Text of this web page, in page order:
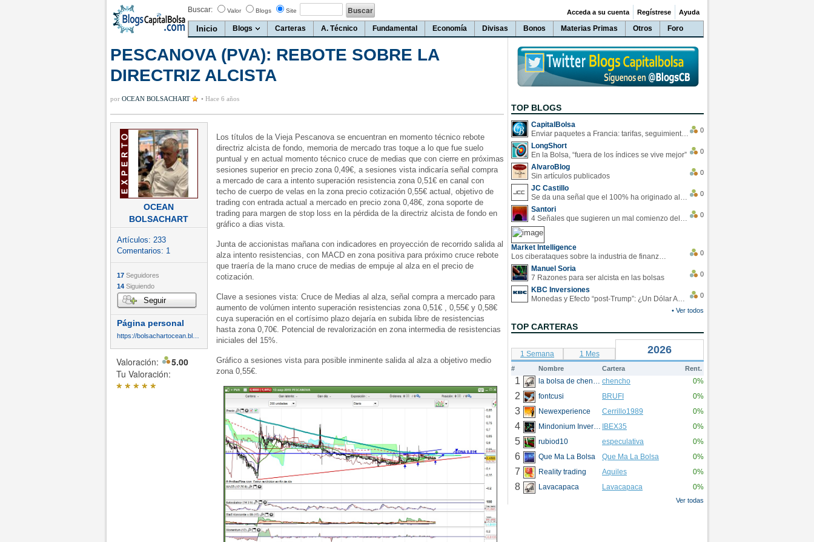
Buscar: Valor Blogs Site
Inicio Blogs Carteras A. Técnico Fundamental Economía Divisas Bonos Materias Primas Otros Foro
Acceda a su cuenta Regístrese Ayuda
PESCANOVA (PVA): REBOTE SOBRE LA
DIRECTRIZ ALCISTA
por OCEAN BOLSACHART • Hace 6 años
OCEAN
BOLSACHART
Artículos: 233
Comentarios: 1
17 Seguidores
14 Siguiendo
Seguir
Página personal
Valoración:
5.00
Tu Valoración:
*****
Los títulos de la Vieja Pescanova se encuentran en momento técnico rebote
directriz alcista de fondo, memoria de mercado tras toque a lo que fue suelo
puntual y en actual momento técnico cruce de medias que con cierre en próximas
sesiones superior en precio zona 0,49€, a sesiones vista indicaría señal compra
a mercado de cara a intento superación resistencia zona 0,51€ en canal con
techo de cuerpo de velas en la zona precio cotización 0,55€ actual, objetivo de
trading con entrada actual a mercado en precio zona 0,48€, zona soporte de
trading para margen de stop loss en la pérdida de la directriz alcista de fondo en
gráfico a dias vista.
Junta de accionistas mañana con indicadores en proyección de recorrido salida al
alza intento resistencias, con MACD en zona positiva para próximo cruce rebote
que traería de la mano cruce de medias de empuje al alza en el precio de
cotización.
Clave a sesiones vista: Cruce de Medias al alza, señal compra a mercado para
aumento de volúmen intento superación resistencias zona 0,51€ , 0,55€ y 0,58€
cuya superación en el cortísimo plazo dejaría en subida libre de resistencias
hasta zona 0,70€. Potencial de revalorización en zona intermedia de resistencias
iniciales del 15%.
Gráfico a sesiones vista para posible inminente salida al alza a objetivo medio
zona 0,55€.
TOP BLOGS
CapitalBolsa
Enviar paquetes a Francia: tarifas, seguimiento y ventajas destacadas
0
LongShort
En la Bolsa, “fuera de los índices se vive mejor”
0
AlvaroBlog
Sin artículos publicados
0
JC Castillo
Se da una señal que el 100% ha originado alzas en las bolsas
0
Santori
4 Señales que sugieren un mal comienzo del 3T de la economía EEUU
0
Market Intelligence
Los ciberataques sobre la industria de finanzas se han duplicado este año
0
Manuel Soria
7 Razones para ser alcista en las bolsas
0
KBC Inversiones
Monedas y Efecto “post-Trump”: ¿Un Dólar Americano operando en rangos?
0
• Ver todos
TOP CARTERAS
1 Semana 1 Mes 2026
# Nombre Cartera Rent.
1 la bolsa de chencho chencho 0%
2 fontcusi BRUFI 0%
3 Newexperience Cerrillo1989 0%
4 Mindonium Inversions IBEX35 0%
5 rubiod10 especulativa 0%
6 Que Ma La Bolsa Que Ma La Bolsa 0%
7 Reality trading Aquiles 0%
8 Lavacapaca Lavacapaca 0%
Ver todas